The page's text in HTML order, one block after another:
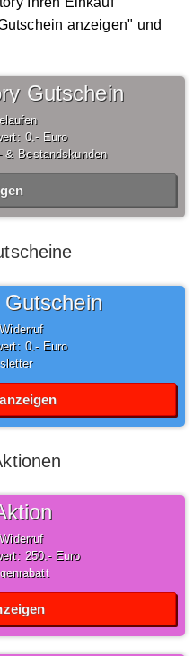
anzeigen" und
Gutschein
0,- Euro
& Bestandskunden
0,- Euro
250,- Euro